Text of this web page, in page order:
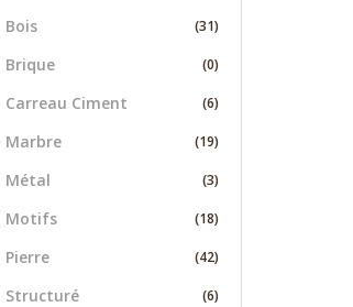
Bois (31)
Brique (0)
Carreau Ciment (6)
Marbre (19)
Métal (3)
Motifs (18)
Pierre (42)
Structuré (6)